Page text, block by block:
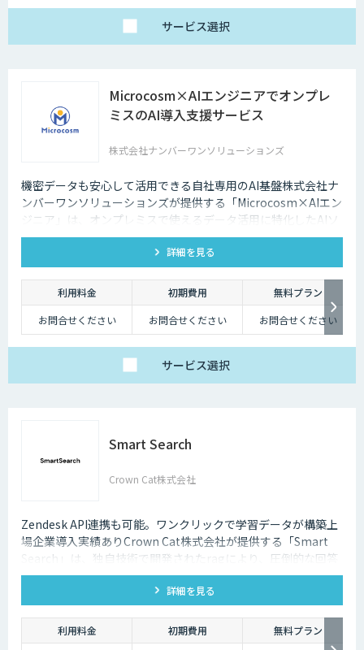
ます。低コストで問い合わせ対応の環境を整えられるという点は大きなメ
リットといえるでしょう。
ユーザーから似たような問い合わせが頻繁に寄せられることは決して珍し
くありません。その質問に毎回担当者が回答していくのは、決して効率的
とはいえないでしょう。その点、チャットボットであれば問い合わせ対応
を自動化できるため、従業員は他の業務へ力を注ぐことが可能になりま
・気軽に問い合わせできる
問い合わせの窓口が電話やメールのみの場合、問い合わせというアクショ
その点、チャットボットであれば普段の友人とのチャットと同じ感覚で質
問することができます。また、「相手がロボット」という認識があるた
め、ユーザーもより気軽に問い合わせを行うことができるのです。
チャットボットは多種多様な業界で導入されており、様々なメリットをも
たらす存在です。近年は人手不足が深刻化しているため、多くの企業にと
ってチャットボットを活用して業務効率化するべく導入が進んでおりま
サービス選択
Microcosm×AIエンジニアでオンプレ
ミスのAI導入支援サービス
株式会社ナンバーワンソリューションズ
機密データも安心して活用できる自社専用のAI基盤株式会社ナ
ンバーワンソリューションズが提供する「Microcosm×AIエン
ジニア」は、オンプレミスで使えるデータ活用に特化したAIソ
リューションをAIエンジニアが貴社の課題に合わせてカスタマ
イズするサービスです。社内に眠るデータを「会社の資産」と
して生まれ変わらせることができます。
詳細を見る
利用料金 初期費用
無料プラン
お問合せください
お問合せください お問合せください
サービス選択
Smart Search
Crown Cat株式会社
Zendesk API連携も可能。ワンクリックで学習データが構築上
場企業導入実績ありCrown Cat株式会社が提供する「Smart
Search」は、独自技術で開発されたragにより、圧倒的な回答
精度を誇るAIチャットボットです。また回答精度が悪い時は管
理画面から簡単にご自身でチューニングができる、簡単でかつ
高精度な特徴があります。
詳細を見る
利用料金 初期費用
無料プラン